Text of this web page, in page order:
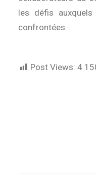
les défis
confrontées.
Post Views: 4